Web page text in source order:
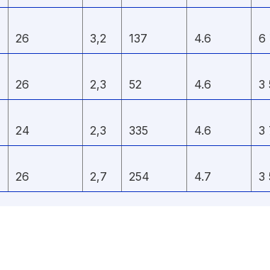
26 3,2 137 4.6 6
26 2,3 52 4.6 3
24 2,3 335 4.6 3
26 2,7 254 4.7 3